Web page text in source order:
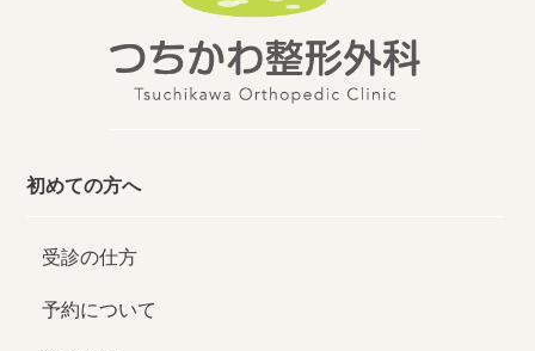
初めての方へ
受診の仕方
予約について